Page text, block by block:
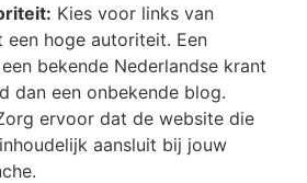
Kies voor links van
een hoge autoriteit. Een
bekende Nederlandse krant
dan een onbekende blog.
ervoor dat de website die
aansluit bij jouw